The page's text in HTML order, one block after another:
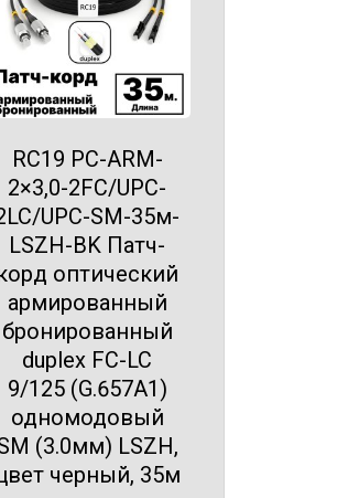
RC19 PC-ARM-
2×3,0-2FC/UPC-
UPC-SM-35м-
LSZH-BK Патч-
оптический
армированный
бронированный
duplex FC-LC
9/125 (G.657A1)
одномодовый
(3.0мм) LSZH,
черный, 35м